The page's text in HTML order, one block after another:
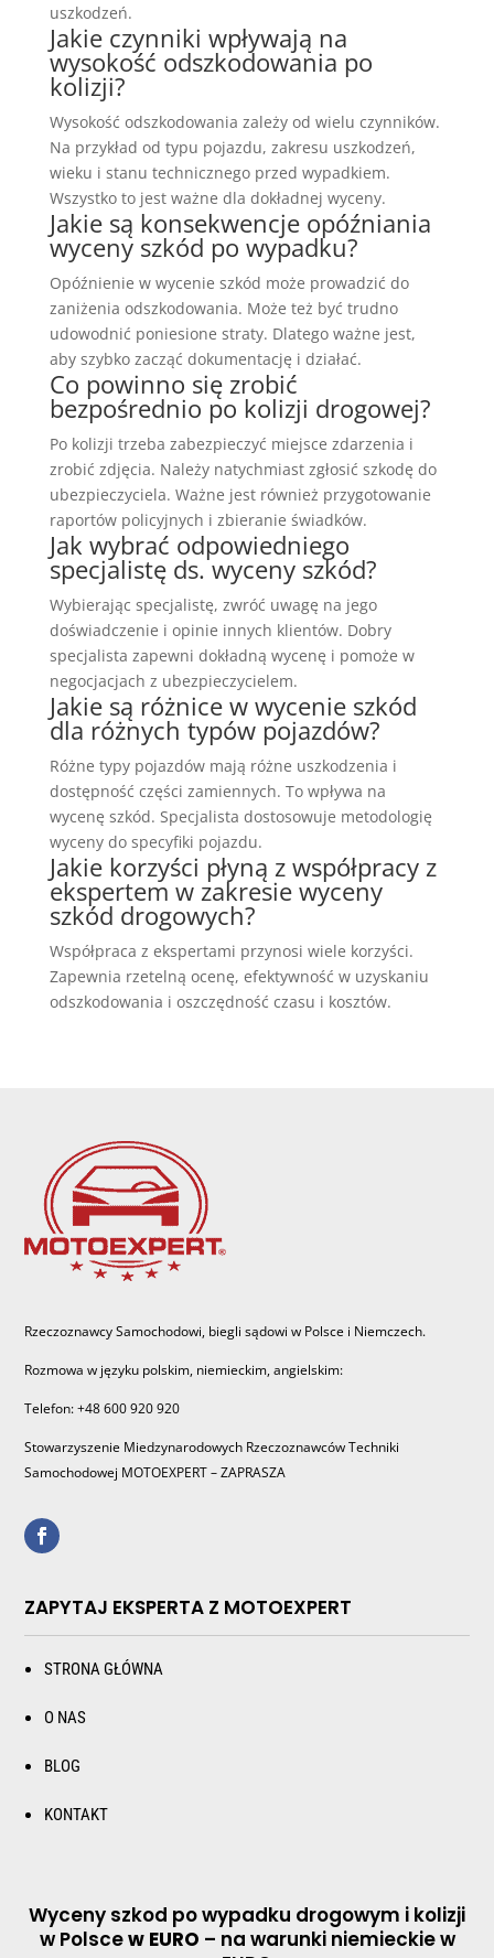
uszkodzeń.
Jakie czynniki wpływają na
wysokość odszkodowania po
kolizji?
Wysokość odszkodowania zależy od wielu czynników.
Na przykład od typu pojazdu, zakresu uszkodzeń,
wieku i stanu technicznego przed wypadkiem.
Wszystko to jest ważne dla dokładnej wyceny.
Jakie są konsekwencje opóźniania
wyceny szkód po wypadku?
Opóźnienie w wycenie szkód może prowadzić do
zaniżenia odszkodowania. Może też być trudno
udowodnić poniesione straty. Dlatego ważne jest,
aby szybko zacząć dokumentację i działać.
Co powinno się zrobić
bezpośrednio po kolizji drogowej?
Po kolizji trzeba zabezpieczyć miejsce zdarzenia i
zrobić zdjęcia. Należy natychmiast zgłosić szkodę do
ubezpieczyciela. Ważne jest również przygotowanie
raportów policyjnych i zbieranie świadków.
Jak wybrać odpowiedniego
specjalistę ds. wyceny szkód?
Wybierając specjalistę, zwróć uwagę na jego
doświadczenie i opinie innych klientów. Dobry
specjalista zapewni dokładną wycenę i pomoże w
negocjacjach z ubezpieczycielem.
Jakie są różnice w wycenie szkód
dla różnych typów pojazdów?
Różne typy pojazdów mają różne uszkodzenia i
dostępność części zamiennych. To wpływa na
wycenę szkód. Specjalista dostosowuje metodologię
wyceny do specyfiki pojazdu.
Jakie korzyści płyną z współpracy z
ekspertem w zakresie wyceny
szkód drogowych?
Współpraca z ekspertami przynosi wiele korzyści.
Zapewnia rzetelną ocenę, efektywność w uzyskaniu
odszkodowania i oszczędność czasu i kosztów.
Rzeczoznawcy Samochodowi, biegli sądowi w Polsce i Niemczech.
Rozmowa w języku polskim, niemieckim, angielskim:
Telefon: +48 600 920 920
Stowarzyszenie Miedzynarodowych Rzeczoznawców Techniki
Samochodowej MOTOEXPERT – ZAPRASZA
ZAPYTAJ EKSPERTA Z MOTOEXPERT
STRONA GŁÓWNA
O NAS
BLOG
KONTAKT
Wyceny szkod po wypadku drogowym i kolizji
w Polscew EURO – na warunki niemieckie w